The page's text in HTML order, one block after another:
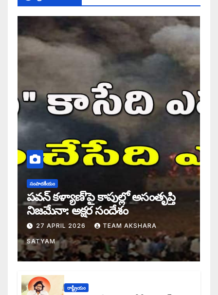
సంపాదకీయం
పవన్ కళ్యాణ్’పై కాపుల్లో అసంతృప్తి
నిజమేనా: అక్షర సందేశం
27 APRIL 2026 TEAM AKSHARA
SATYAM
రాష్ట్రీయం